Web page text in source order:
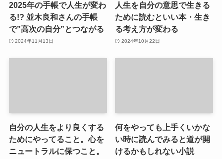
2025年の手帳で人生が変わ
る!? 並木良和さんの手帳
で”高次の自分”とつながる
2024年11月13日
人生を自分の意思で生きる
ために読むといい本・生き
る考え方が変わる
2024年10月22日
自分の人生をより良くする
ためにやってること。心を
ニュートラルに保つこと。
何をやっても上手くいかな
い時に読んでみると道が開
けるかもしれない小説